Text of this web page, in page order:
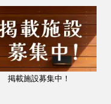
掲載施設募集中！